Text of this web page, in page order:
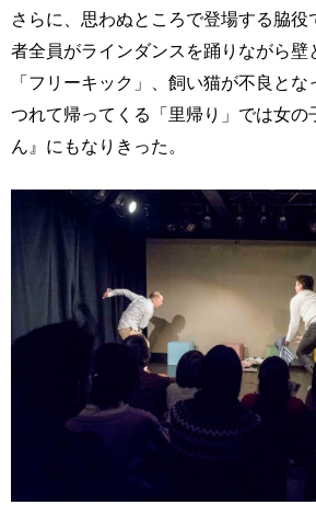
さらに、思わぬところで登場する脇役
者全員がラインダンスを踊りながら壁
「フリーキック」、飼い猫が不良と
つれて帰ってくる「里帰り」では女の
ん』にもなりきった。